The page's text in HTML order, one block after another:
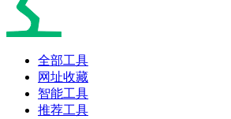
全部工具
网址收藏
智能工具
推荐工具